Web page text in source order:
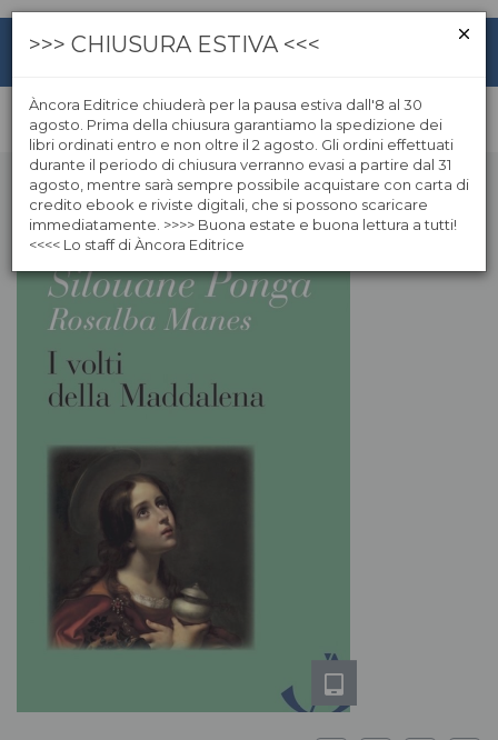
>>> CHIUSURA ESTIVA <<<
Àncora Editrice chiuderà per la pausa estiva dall'8 al 30
agosto. Prima della chiusura garantiamo la spedizione dei
libri ordinati entro e non oltre il 2 agosto. Gli ordini effettuati
durante il periodo di chiusura verranno evasi a partire dal 31
agosto, mentre sarà sempre possibile acquistare con carta di
credito ebook e riviste digitali, che si possono scaricare
immediatamente. >>>> Buona estate e buona lettura a tutti!
<<<< Lo staff di Àncora Editrice